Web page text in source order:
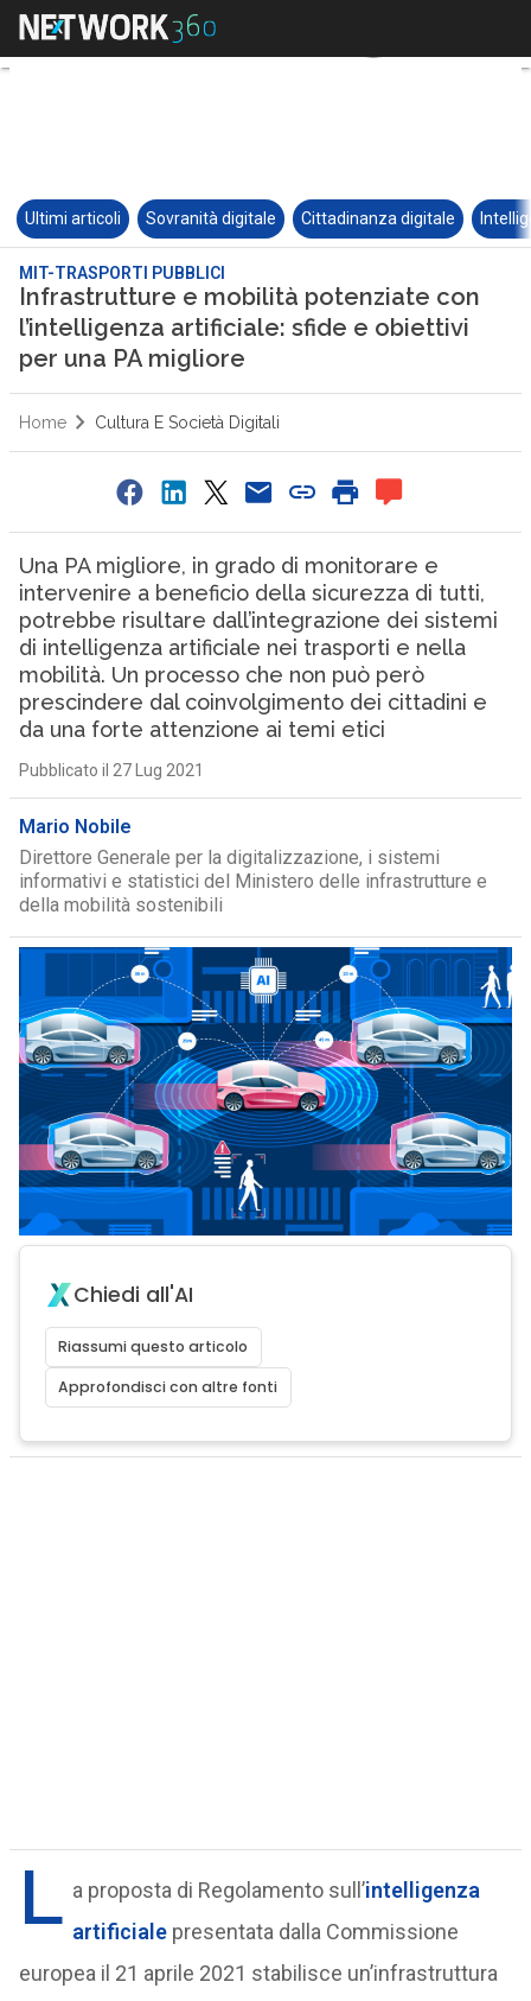
Ultimi articoli Sovranità digitale Cittadinanza digitale
MIT-TRASPORTI PUBBLICI
Infrastrutture e mobilità potenziate con
l’intelligenza artificiale: sfide e obiettivi
per una PA migliore
Home Cultura E Società Digitali
Una PA migliore, in grado di monitorare e
intervenire a beneficio della sicurezza di tutti,
potrebbe risultare dall’integrazione dei sistemi
di intelligenza artificiale nei trasporti e nella
mobilità. Un processo che non può però
prescindere dal coinvolgimento dei cittadini e
da una forte attenzione ai temi etici
Pubblicato il 27 Lug 2021
Mario Nobile
Direttore Generale per la digitalizzazione, i sistemi
informativi e statistici del Ministero delle infrastrutture e
della mobilità sostenibili
Chiedi all'AI
Riassumi questo articolo
Approfondisci con altre fonti
L a proposta di Regolamento sull’intelligenza
artificialepresentata dalla Commissione
europea il 21 aprile 2021 stabilisce un’infrastruttura